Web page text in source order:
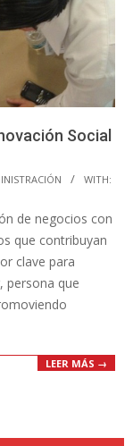
Social
WITH:
de negocios con
que contribuyan
clave para
persona que
LEER MÁS →